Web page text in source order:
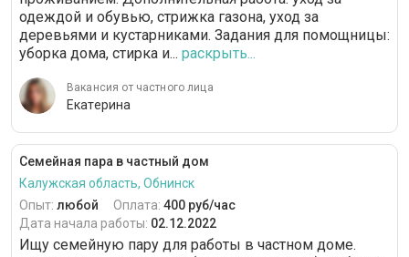
одеждой и обувью, стрижка газона, уход за
деревьями и кустарниками. Задания для помощницы:
уборка дома, стирка и... раскрыть...
Вакансия от частного лица
Екатерина
Семейная пара в частный дом
Калужская область, Обнинск
Опыт: любой Оплата: 400 руб/час
Дата начала работы: 02.12.2022
Ищу семейную пару для работы в частном доме.